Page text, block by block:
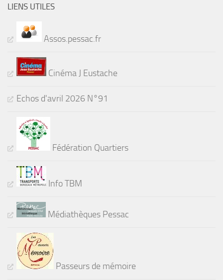
LIENS UTILES
Assos.pessac.fr
Cinéma J Eustache
Echos d'avril 2026 N°91
Fédération Quartiers
Info TBM
Médiathèques Pessac
Passeurs de mémoire